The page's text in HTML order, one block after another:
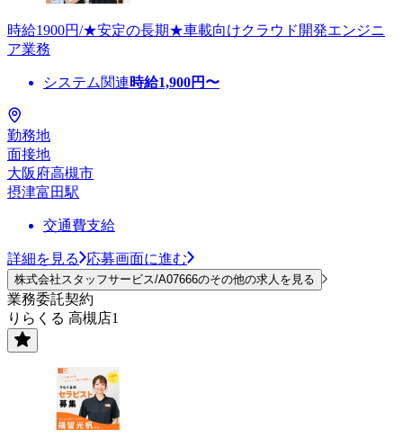
時給1900円/★安定の長期★車載向けクラウド開発エンジニ
ア業務
システム関連時給1,900円〜
勤務地
面接地
大阪府高槻市
摂津富田駅
交通費支給
詳細を見る 応募画面に進む
株式会社スタッフサービス/A07666のその他の求人を見る
業務委託契約
りらくる 高槻店1